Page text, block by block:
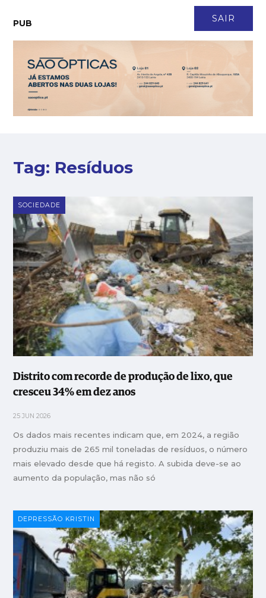
SAIR
PUB
Tag: Resíduos
SOCIEDADE
Distrito com recorde de produção de lixo, que
cresceu 34% em dez anos
25 JUN 2026
Os dados mais recentes indicam que, em 2024, a região
produziu mais de 265 mil toneladas de resíduos, o número
mais elevado desde que há registo. A subida deve-se ao
aumento da população, mas não só
DEPRESSÃO KRISTIN